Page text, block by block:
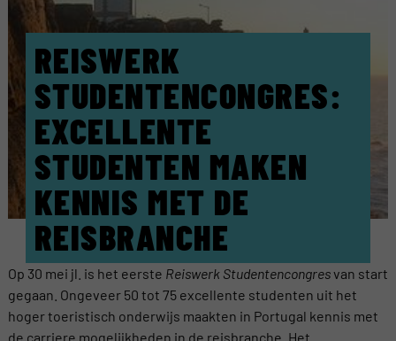
REISWERK
STUDENTENCONGRES:
EXCELLENTE
STUDENTEN MAKEN
KENNIS MET DE
REISBRANCHE
Op 30 mei jl. is het eerste Reiswerk Studentencongresvan start
gegaan. Ongeveer 50 tot 75 excellente studenten uit het
hoger toeristisch onderwijs maakten in Portugal kennis met
de carriere mogelijkheden in de reisbranche. Het